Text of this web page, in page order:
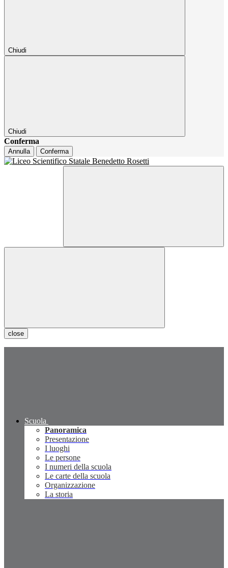
Chiudi
Chiudi
Conferma
Annulla Conferma
close
Scuola
Panoramica
Presentazione
I luoghi
Le persone
I numeri della scuola
Le carte della scuola
Organizzazione
La storia